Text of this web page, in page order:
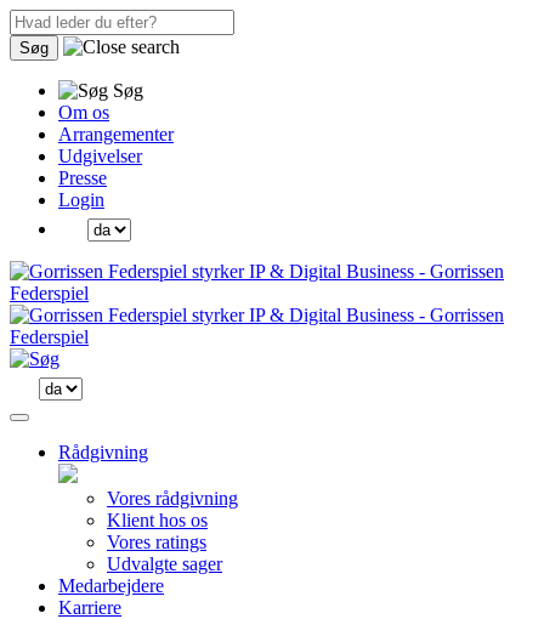
Søg
Søg
Om os
Arrangementer
Udgivelser
Presse
Login
Rådgivning
Vores rådgivning
Klient hos os
Vores ratings
Udvalgte sager
Medarbejdere
Karriere